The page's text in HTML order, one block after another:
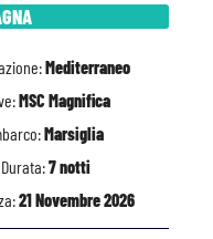
Mediterraneo
MSC Magnifica
Marsiglia
Durata:7 notti
21 Novembre 2026